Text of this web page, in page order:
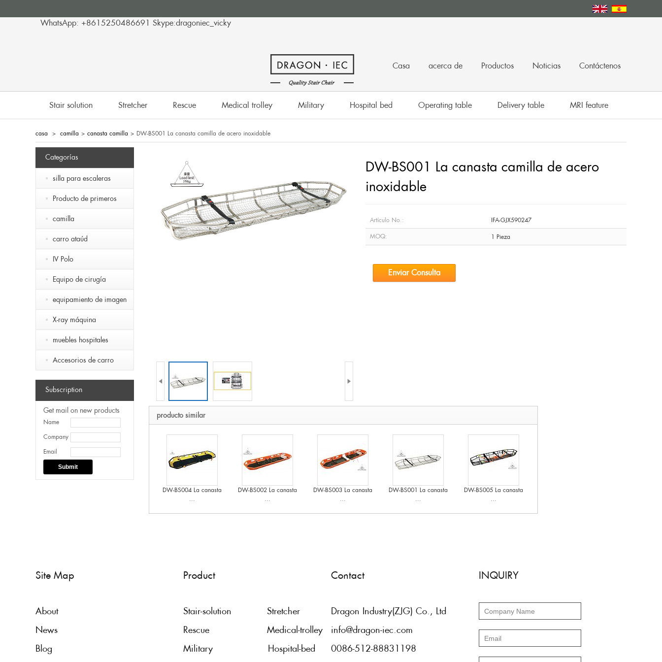
WhatsApp: +8615250486691 Skype:dragoniec_vicky
Casa acerca de Productos Noticias Contáctenos
Stair solution Stretcher Rescue Medical trolley Military Hospital bed Operating table Delivery table MRI feature
casa > camilla > canasta camilla > DW-BS001 La canasta camilla de acero inoxidable
Categorías
silla para escaleras
Producto de primeros
auxilioscamilla
carro ataúd
IV Polo
Equipo de cirugía
equipamiento de imagen
X-ray máquina
muebles hospitales
Accesorios de carro
Subscription
Get mail on new products
Name
Company
Email
Submit
 
DW-BS001 La canasta camilla de acero
inoxidable
Artículo No.: IFA-GJX590247
MOQ: 1 Pieza
Enviar Consulta
producto similar
DW-BS004 La canasta
...
DW-BS002 La canasta
...
DW-BS003 La canasta
...
DW-BS001 La canasta
...
DW-BS005 La canasta
...
Site Map
About
News
Blog
Product
Stair-solution
Stretcher
Rescue
Medical-trolley
Military
Hospital-bed
Contact
Dragon Industry(ZJG) Co., Ltd
info@dragon-iec.com
0086-512-88831198
INQUIRY